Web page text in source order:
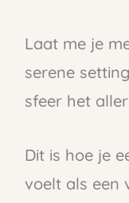
Laat me je
serene
sfeer het
Dit is hoe je
voelt als een